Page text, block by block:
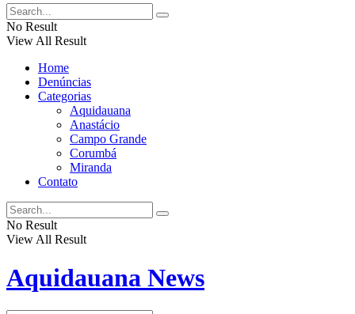
No Result
View All Result
Home
Denúncias
Categorias
Aquidauana
Anastácio
Campo Grande
Corumbá
Miranda
Contato
No Result
View All Result
Aquidauana News